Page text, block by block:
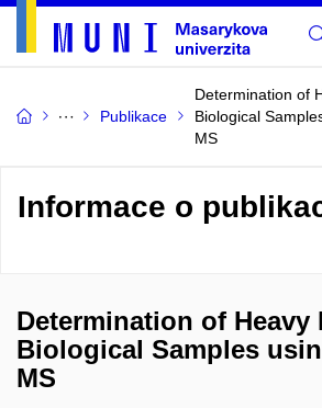
Publikace
Determination of
Biological
MS
Informace o
Determination of Heavy
Biological Samples
MS